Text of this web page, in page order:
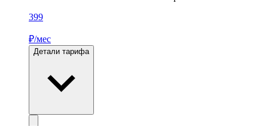
399
₽/мес
Детали тарифа